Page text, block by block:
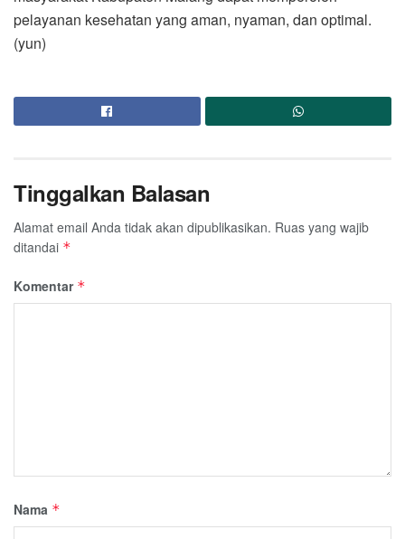
pelayanan kesehatan yang aman, nyaman, dan optimal.
(yun)
Tinggalkan Balasan
Alamat email Anda tidak akan dipublikasikan. Ruas yang wajib
ditandai *
Komentar *
Nama *